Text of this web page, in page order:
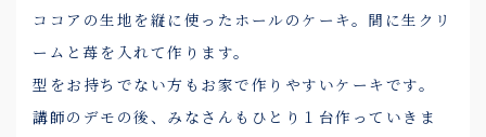
ココアの生地を縦に使ったホールのケーキ。間に生クリ
ームと苺を入れて作ります。
型をお持ちでない方もお家で作りやすいケーキです。
講師のデモの後、みなさんもひとり１台作っていきま